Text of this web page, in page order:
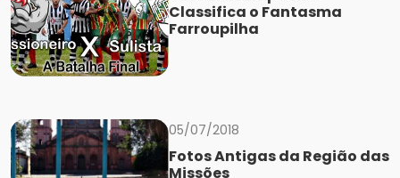
Classifica o Fantasma
Farroupilha
05/07/2018
Fotos Antigas da Região das
Missões